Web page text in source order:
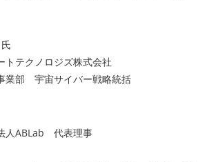
クノロジズ株式会社
宇宙サイバー戦略統括
代表理事